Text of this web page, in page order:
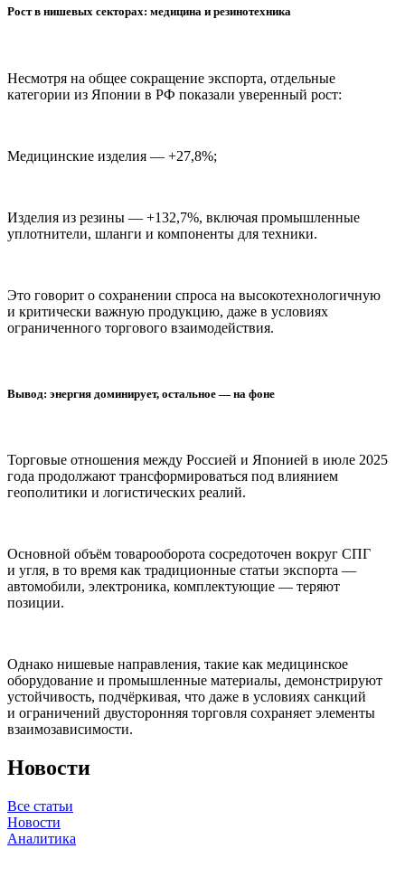
Рост в нишевых секторах: медицина и резинотехника
Несмотря на общее сокращение экспорта, отдельные
категории из Японии в РФ показали уверенный рост:
Медицинские изделия — +27,8%;
Изделия из резины — +132,7%, включая промышленные
уплотнители, шланги и компоненты для техники.
Это говорит о сохранении спроса на высокотехнологичную
и критически важную продукцию, даже в условиях
ограниченного торгового взаимодействия.
Вывод: энергия доминирует, остальное — на фоне
Торговые отношения между Россией и Японией в июле 2025
года продолжают трансформироваться под влиянием
геополитики и логистических реалий.
Основной объём товарооборота сосредоточен вокруг СПГ
и угля, в то время как традиционные статьи экспорта —
автомобили, электроника, комплектующие — теряют
позиции.
Однако нишевые направления, такие как медицинское
оборудование и промышленные материалы, демонстрируют
устойчивость, подчёркивая, что даже в условиях санкций
и ограничений двусторонняя торговля сохраняет элементы
взаимозависимости.
Новости
Все статьи
Новости
Аналитика